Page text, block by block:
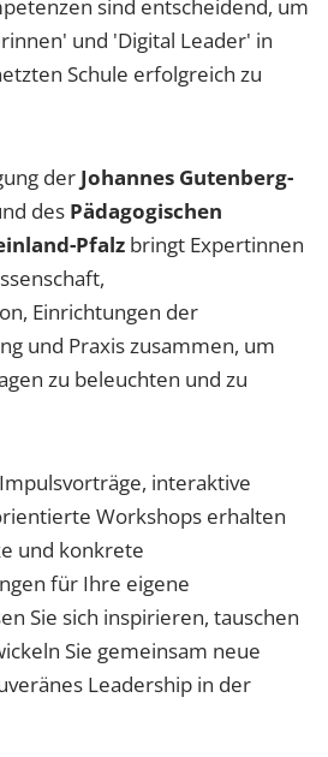
sind entscheidend, um
und 'Digital Leader' in
Schule erfolgreich zu
der Johannes Gutenberg-
des Pädagogischen
Pfalz bringt Expertinnen
Einrichtungen der
und Praxis zusammen, um
zu beleuchten und zu
interaktive
Workshops erhalten
und konkrete
für Ihre eigene
Sie sich inspirieren, tauschen
Sie gemeinsam neue
Leadership in der